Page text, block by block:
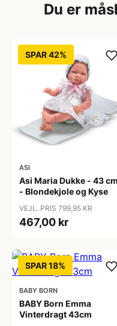
Du er
SPAR 42%
ASI
Asi Maria Dukke - 43
- Blondekjole og Kyse
VEJL. PRIS 799,95 KR
467,00 kr
SPAR 18%
BABY BORN
BABY Born Emma
Vinterdragt 43cm